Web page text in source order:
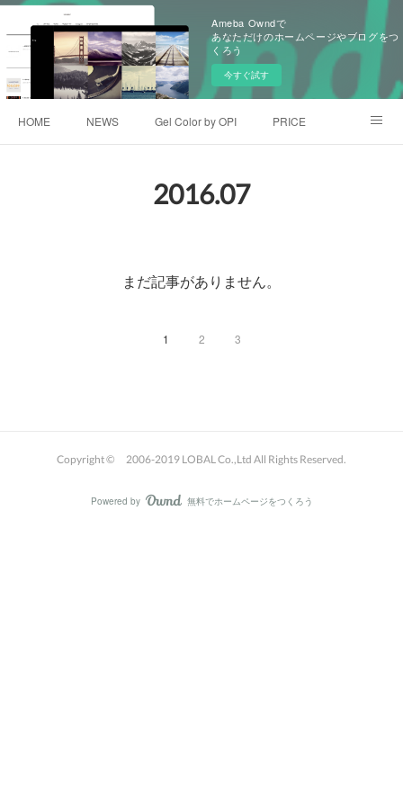
Ameba Owndで
あなただけのホームページやブログをつ
くろう
今すぐ試す
HOME NEWS Gel Color by OPI PRICE
2016.07
まだ記事がありません。
1 2 3
Copyright © 2006-2019 LOBAL Co.,Ltd All Rights Reserved.
Powered by AmebaOwnd
無料でホームページをつくろう